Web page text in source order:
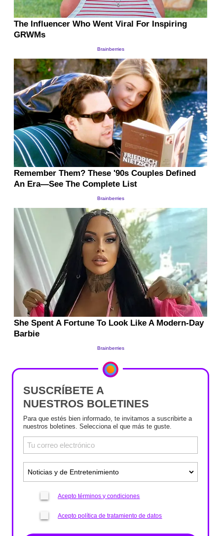
SUSCRÍBETE A
NUESTROS BOLETINES
Para que estés bien informado, te invitamos a suscribirte a
nuestros boletines. Selecciona el que más te guste.
Acepto términos y condiciones
Acepto política de tratamiento de datos